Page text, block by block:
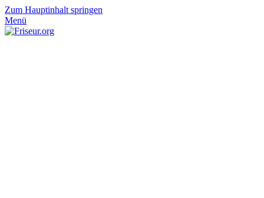
Zum Hauptinhalt springen
Menü